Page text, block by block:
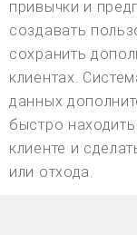
привычки и
создавать
сохранить
клиентах.
данных
быстро
клиенте и
или отхода.